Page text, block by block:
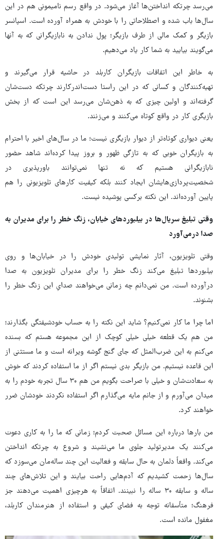
می‌رسد چرتکه انداختن‌ها آغاز می‌شود. در واقع رسم نامیمونی هم در این
سال‌ها باب شده و اصطلاحاتی را با خودش به همراه آورده است. اسپانسر
بازیگر و کمک مالی از طرف بازیگر؛ پول ندادن به نابازیگرانی که به آنها
می‌گویند بیایید به شما کار یاد می‌دهیم.
به خاطر این اتفاقات بازیگران کاربلد در حاشیه قرار می‌گیرند و
تهیه‌کنندگان و کسانی که در این راستا دست‌اندرکارند چرتکه دست‌شان
گرفته‌اند و اولین چیزی که به ذهن‌شان می‌رسد این است که از بخش
بازیگری کار در واقع کوتاه می‌کنند و می‌زنند.
یعنی دیواری کوتاه‌تر از دیوار بازیگری نیست؛ ما در سال‌های اخیر با احترام
به بازیگران خوبی که به تازگی ظهور و بروز پیدا کرده‌اند شاهد حضور
نابازیگرانی هستیم که نه تنها نمی‌توانند باورپذیری در
شخصیت‌پردازی‌هایشان ایجاد کنند بلکه کیفیت کارهای تلویزیونی را هم
پایین آورده‌اند. این نکته برکسی پوشیده نیست.
وقتی تبلیغ سریال‌ها در بیلبوردهای خیابان، زنگ خطر را برای مدیران به
صدا درمی‌آورد
وقتی تلویزیون، آثار نمایشی تولیدی خودش را در خیابان‌ها و روی
بیلبوردها تبلیغ می‌کند زنگ خطر را برای مدیران تلویزیون به صدا
درآورده است. من نمی‌دانم چه زمانی می‌خواهند صدایِ این زنگ خطر را
بشنوند.
اما چرا ما کار نمی‌کنیم؟ شاید این نکته را به حساب خودشیفتگی بگذارند؛
من هم یک قطعه خیلی خیلی کوچک از این مجموعه هستم که بسنده
می‌کنم به این ضرب‌المثل که جای گنج گوشه ویرانه است و ما مستثنی از
این قاعده نیستیم. من بازیگر بدی نیستم اگر از ما استفاده کردند که خوش
به سعادت‌شان و خیلی با صراحت بگویم من هم ۳۰ سال تجربه خودم را به
میدان می‌آورم و از جانم مایه می‌گذارم اگر استفاده نکردند خودشان ضرر
خواهند کرد.
من بارها درباره این مسائل صحبت کردم؛ زمانی که ما را به کاری دعوت
می‌کنند یک مدیرتولید جلوی ما می‌نشیند و شروع به چرتکه انداختن
می‌کند. واقعاً دلمان به حال سابقه و فعالیت این چند ساله‌مان می‌سوزد که
سال‌ها زحمت کشیدیم که آدم‌هایی راحت بیایند و این تلاش‌های چند
ساله و سابقه ۳۰ ساله را نبینند. اتفاقاً به هرچیزی اهمیت می‌دهند جز
فرهنگ؛ متأسفانه توجه به فضای کیفی و استفاده از هنرمندان کاربلد،
مغفول مانده است.